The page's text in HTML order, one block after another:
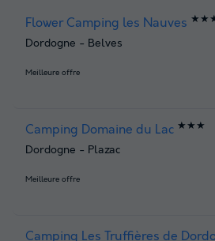
Flower Camping les Nauves
Dordogne - Belves
Meilleure offre
Camping Domaine du Lac ★★★
Dordogne - Plazac
Meilleure offre
Camping Les Truffières de